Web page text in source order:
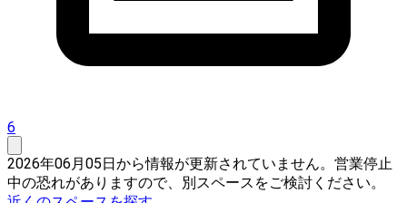
6
2026年06月05日から情報が更新されていません。営業停止
中の恐れがありますので、別スペースをご検討ください。